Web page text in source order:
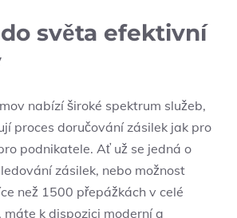
světa efektivní
nabízí široké spektrum služeb,
proces doručování zásilek jak pro
podnikatele. Ať už se jedná o
zásilek, nebo možnost
než 1500 přepážkách v celé
máte k dispozici moderní a